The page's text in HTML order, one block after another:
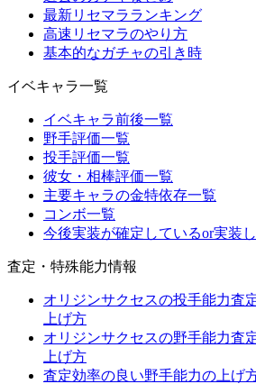
最新リセマラランキング
高速リセマラのやり方
基本的なガチャの引き時
イベキャラ一覧
イベキャラ前後一覧
野手評価一覧
投手評価一覧
彼女・相棒評価一覧
主要キャラの金特依存一覧
コンボ一覧
今後実装が確定しているor実装
査定・特殊能力情報
オリジンサクセスの投手能力査
上げ方
オリジンサクセスの野手能力査
上げ方
査定効率の良い野手能力の上げ